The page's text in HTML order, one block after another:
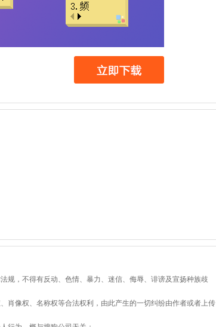
规，不得有反动、色情、暴力、迷信、侮辱、诽谤及宣扬种族歧
肖像权、名称权等合法权利，由此产生的一切纠纷由作者或者上传